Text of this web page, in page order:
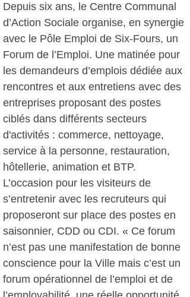
Depuis six ans, le Centre Communal
d’Action Sociale organise, en synergie
avec le Pôle Emploi de Six-Fours, un
Forum de l’Emploi. Une matinée pour
les demandeurs d’emplois dédiée aux
rencontres et aux entretiens avec des
entreprises proposant des postes
ciblés dans différents secteurs
d'activités : commerce, nettoyage,
service à la personne, restauration,
hôtellerie, animation et BTP.
L’occasion pour les visiteurs de
s’entretenir avec les recruteurs qui
proposeront sur place des postes en
saisonnier, CDD ou CDI. « Ce forum
n’est pas une manifestation de bonne
conscience pour la Ville mais c’est un
forum opérationnel de l’emploi et de